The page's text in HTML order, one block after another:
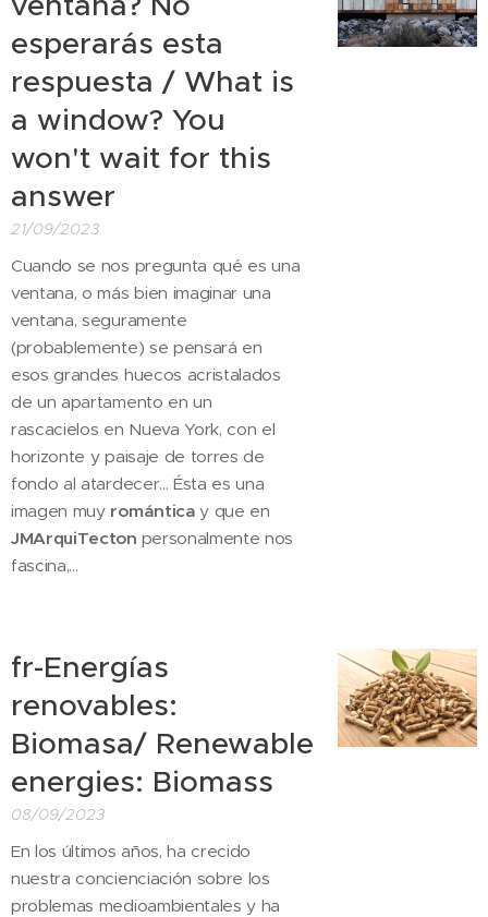
esperarás esta
respuesta / What is
a window? You
won't wait for this
answer
21/09/2023
Cuando se nos pregunta qué es una
ventana, o más bien imaginar una
ventana, seguramente
(probablemente) se pensará en
esos grandes huecos acristalados
de un apartamento en un
rascacielos en Nueva York, con el
horizonte y paisaje de torres de
fondo al atardecer... Ésta es una
imagen muy románticay que en
JMArquiTecton personalmente nos
fascina,...
fr-Energías
renovables:
Biomasa/ Renewable
energies: Biomass
08/09/2023
En los últimos años, ha crecido
nuestra concienciación sobre los
problemas medioambientales y ha